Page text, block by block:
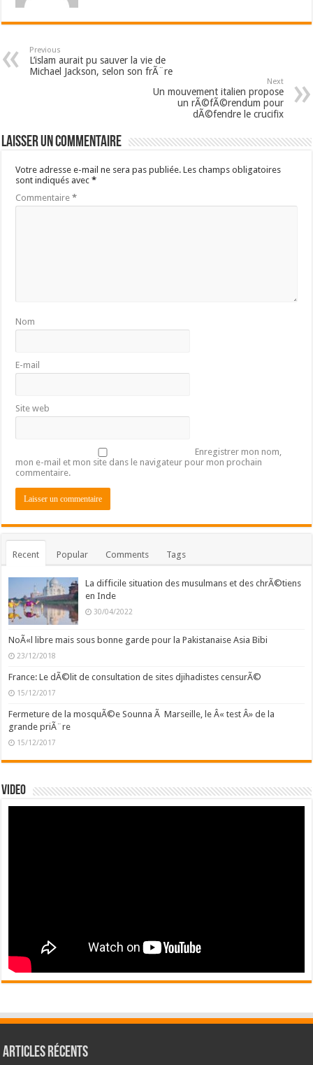
Previous
L’islam aurait pu sauver la vie de
Michael Jackson, selon son frÃ¨re
Next
Un mouvement italien propose
un rÃ©fÃ©rendum pour
dÃ©fendre le crucifix
Laisser un commentaire
Votre adresse e-mail ne sera pas publiée. Les champs obligatoires
sont indiqués avec*
Commentaire*
Nom
E-mail
Site web
Enregistrer mon nom,
mon e-mail et mon site dans le navigateur pour mon prochain
commentaire.
Recent Popular Comments Tags
La difficile situation des musulmans et des chrÃ©tiens
en Inde
30/04/2022
NoÃ«l libre mais sous bonne garde pour la Pakistanaise Asia Bibi
23/12/2018
France: Le dÃ©lit de consultation de sites djihadistes censurÃ©
15/12/2017
Fermeture de la mosquÃ©e Sounna Ã Marseille, le Â« test Â» de la
grande priÃ¨re
15/12/2017
Video
Articles récents